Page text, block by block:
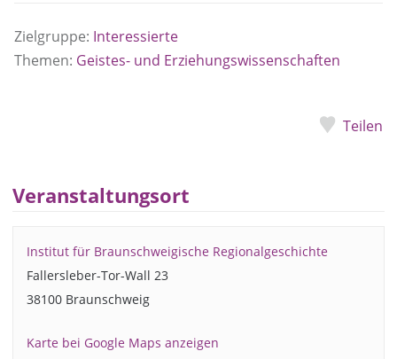
Zielgruppe: Interessierte
Themen: Geistes- und Erziehungswissenschaften
Teilen
Veranstaltungsort
Institut für Braunschweigische Regionalgeschichte
Fallersleber-Tor-Wall 23
38100 Braunschweig
Karte bei Google Maps anzeigen